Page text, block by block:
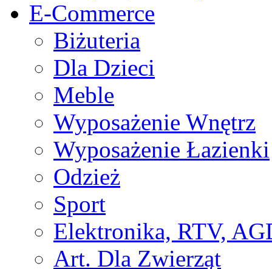
E-Commerce
Biżuteria
Dla Dzieci
Meble
Wyposażenie Wnętrz
Wyposażenie Łazienki
Odzież
Sport
Elektronika, RTV,
Art. Dla Zwierząt